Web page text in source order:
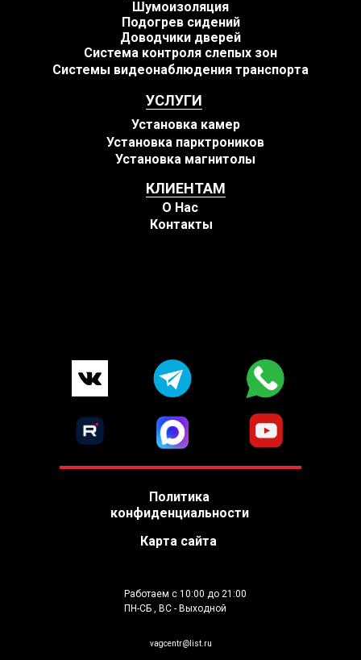
УСЛУГИ
КЛИЕНТАМ
vagcentr@list.ru
Шумоизоляция
Система контроля слепых зон
Работаем с 10:00 до 21:00
ПН-СБ , ВС - Выходной
Системы видеонаблюдения транспорта
Политика
конфиденциальности
Карта сайта
Подогрев сидений
Доводчики дверей
Установка камер
О Нас
Контакты
Установка магнитолы
Установка парктроников